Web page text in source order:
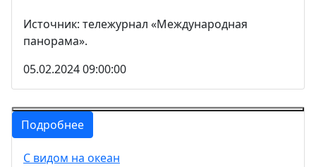
Источник: тележурнал «Международная
панорама».
05.02.2024 09:00:00
Подробнее
С видом на океан